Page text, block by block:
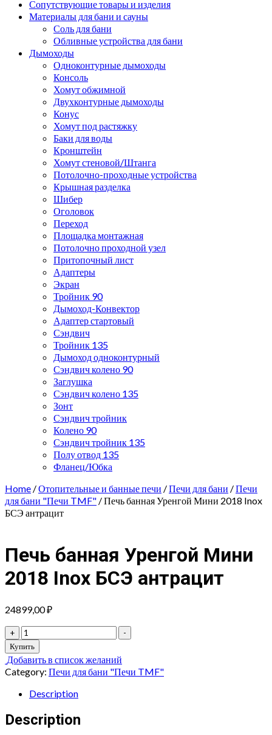
Сопутствующие товары и изделия
Материалы для бани и сауны
Соль для бани
Обливные устройства для бани
Дымоходы
Одноконтурные дымоходы
Консоль
Хомут обжимной
Двухконтурные дымоходы
Конус
Хомут под растяжку
Баки для воды
Кронштейн
Хомут стеновой/Штанга
Потолочно-проходные устройства
Крышная разделка
Шибер
Оголовок
Переход
Площадка монтажная
Потолочно проходной узел
Притопочный лист
Адаптеры
Экран
Тройник 90
Дымоход-Конвектор
Адаптер стартовый
Сэндвич
Тройник 135
Дымоход одноконтурный
Сэндвич колено 90
Заглушка
Сэндвич колено 135
Зонт
Сэндвич тройник
Колено 90
Сэндвич тройник 135
Полу отвод 135
Фланец/Юбка
Home /Отопительные и банные печи /Печи для бани /Печи
для бани "Печи TMF" / Печь банная Уренгой Мини 2018 Inox
БСЭ антрацит
Печь банная Уренгой Мини
2018 Inox БСЭ антрацит
24899,00₽
+
Печь
банная
Уренгой
Мини
2018
Inox
антрацит
quantity
-
Купить
Добавить в список желаний
Category: Печи для бани "Печи TMF"
Description
Description